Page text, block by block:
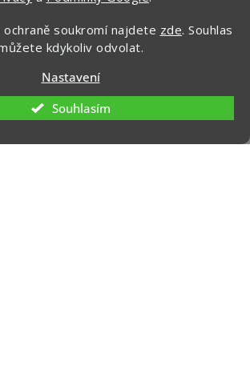
ochraně soukromí najdete zde. Souhlas
kdykoliv odvolat.
Nastavení
Souhlasím
CHCI ZÍSKAT SLEVU 100 KČ »
Ochrana osobních údajů